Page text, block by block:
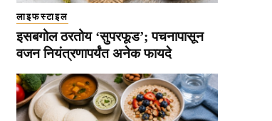
लाइफस्टाइल
इसबगोल ठरतोय ‘सुपरफूड’; पचनापासून
वजन नियंत्रणापर्यंत अनेक फायदे